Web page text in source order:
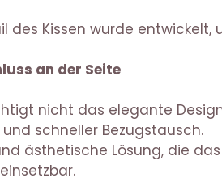
des Kissen wurde
an der Seite
nicht das elegante
schneller Bezugstausch.
ästhetische Lösung, die